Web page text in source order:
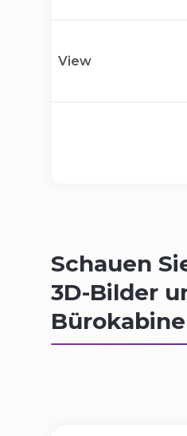
View
Schauen
3D-Bilder